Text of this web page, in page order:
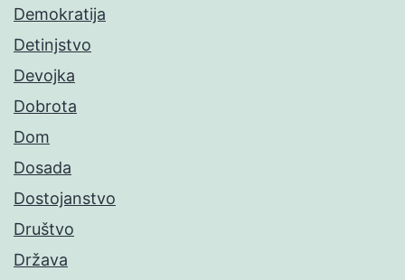
Demokratija
Detinjstvo
Devojka
Dobrota
Dom
Dosada
Dostojanstvo
Društvo
Država